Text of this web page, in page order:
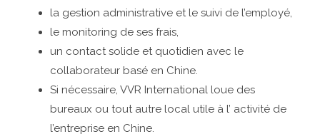
la gestion administrative et le suivi de l’employé,
le monitoring de ses frais,
un contact solide et quotidien avec le
collaborateur basé en Chine.
Si nécessaire, VVR International loue des
bureaux ou tout autre local utile à l’ activité de
l’entreprise en Chine.